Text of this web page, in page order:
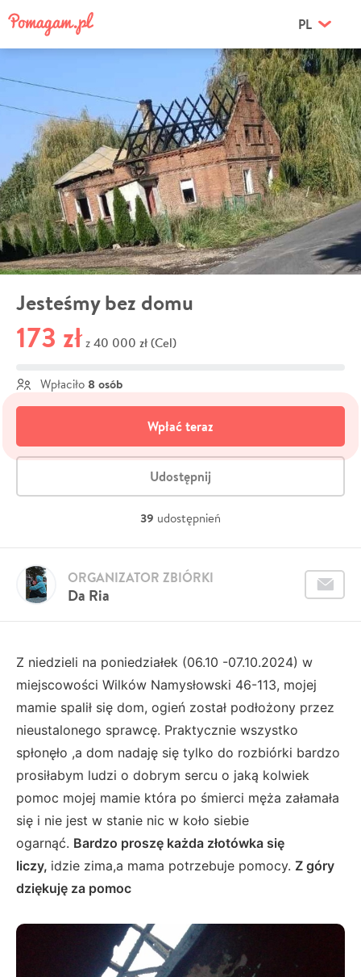
PL
Jesteśmy bez domu
173 zł z 40 000 zł (Cel)
Wpłaciło 8 osób
Wpłać teraz
Udostępnij
39 udostępnień
Da Ria
ORGANIZATOR ZBIÓRKI
Z niedzieli na poniedziałek (06.10 -07.10.2024) w
miejscowości Wilków Namysłowski 46-113, mojej
mamie spalił się dom, ogień został podłożony przez
nieustalonego sprawcę. Praktycznie wszystko
spłonęło ,a dom nadaję się tylko do rozbiórki bardzo
prosiłabym ludzi o dobrym sercu o jaką kolwiek
pomoc mojej mamie która po śmierci męża załamała
się i nie jest w stanie nic w koło siebie
ogarnąć. Bardzo proszę każda złotówka się
liczy, idzie zima,a mama potrzebuje pomocy. Z góry
dziękuję za pomoc